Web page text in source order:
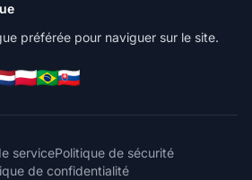
préférée pour naviguer sur le site.
servicePolitique de sécurité
de confidentialité